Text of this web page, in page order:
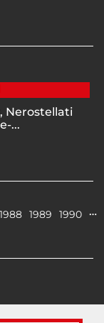
Nerostellati
...
1988 1989 1990 …